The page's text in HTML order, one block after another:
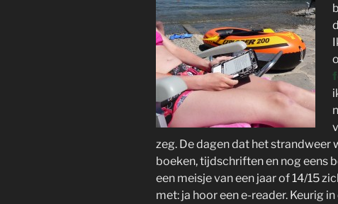
zeg. De dagen dat het strandweer
boeken, tijdschriften en nog eens
een meisje van een jaar of 14/15
met: ja hoor een e-reader. Keurig